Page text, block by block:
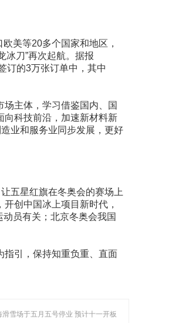
美等20多个国家和地区，
冰刀”再次起航。据报
订的3万张订单中，其中
主体，学习借鉴国内、国
向科技前沿，加速新材料新
业和服务业同步发展，更好
五星红旗在冬奥会的赛场上
创中国冰上项目新时代，
员有关；北京冬奥会我国
指引，保持知重负重、直面
雪场于五月五号停业 预计十一开板